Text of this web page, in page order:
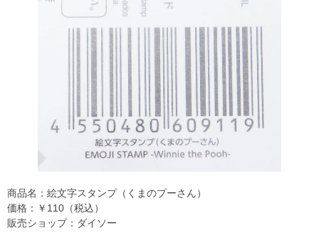
商品名：絵文字スタンプ（くまのプーさん）
価格：￥110（税込）
販売ショップ：ダイソー